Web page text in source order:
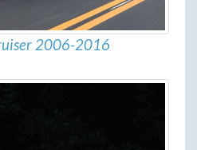
2006-2016